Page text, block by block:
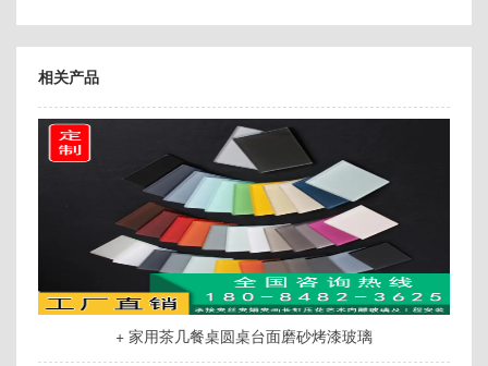
相关产品
+ 家用茶几餐桌圆桌台面磨砂烤漆玻璃